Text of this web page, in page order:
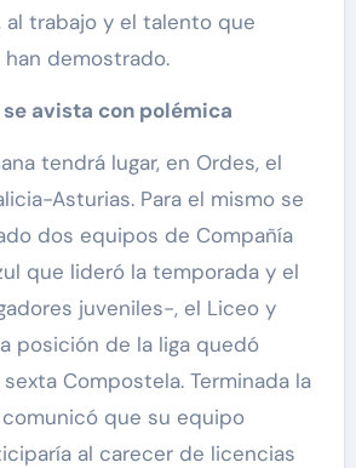
al trabajo y el talento que
demostrado.
avista con polémica
tendrá lugar, en Ordes, el
Asturias. Para el mismo se
dos equipos de Compañía
que lideró la temporada y el
juveniles-, el Liceo y
posición de la liga quedó
Compostela. Terminada la
comunicó que su equipo
al carecer de licencias